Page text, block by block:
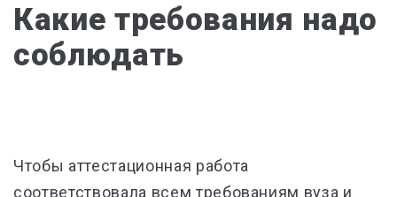
Какие требования надо
соблюдать
Чтобы аттестационная работа
соответствовала всем требованиям вуза и